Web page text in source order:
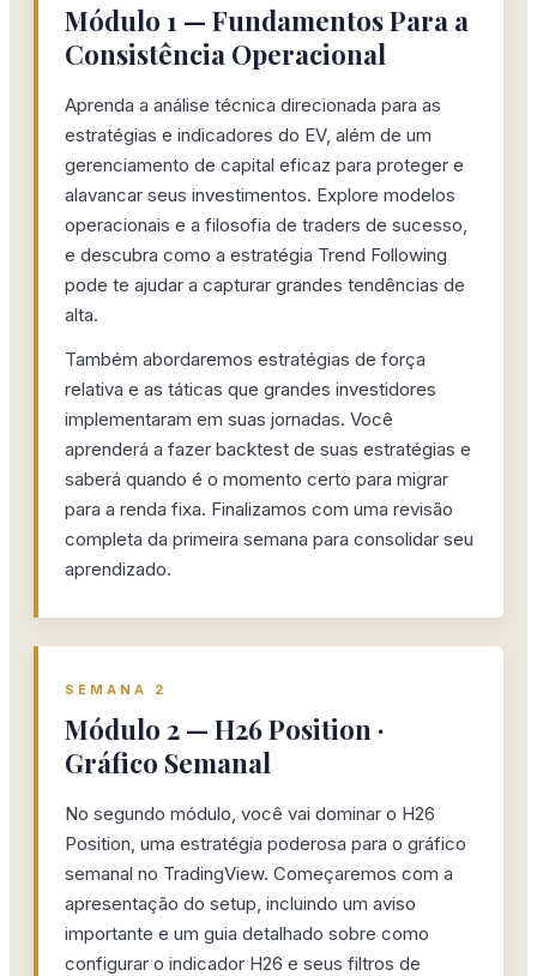
Módulo 1 — Fundamentos Para a
Consistência Operacional
Aprenda a análise técnica direcionada para as
estratégias e indicadores do EV, além de um
gerenciamento de capital eficaz para proteger e
alavancar seus investimentos. Explore modelos
operacionais e a filosofia de traders de sucesso,
e descubra como a estratégia Trend Following
pode te ajudar a capturar grandes tendências de
alta.
Também abordaremos estratégias de força
relativa e as táticas que grandes investidores
implementaram em suas jornadas. Você
aprenderá a fazer backtest de suas estratégias e
saberá quando é o momento certo para migrar
para a renda fixa. Finalizamos com uma revisão
completa da primeira semana para consolidar seu
aprendizado.
SEMANA 2
Módulo 2 — H26 Position ·
Gráfico Semanal
No segundo módulo, você vai dominar o H26
Position, uma estratégia poderosa para o gráfico
semanal no TradingView. Começaremos com a
apresentação do setup, incluindo um aviso
importante e um guia detalhado sobre como
configurar o indicador H26 e seus filtros de